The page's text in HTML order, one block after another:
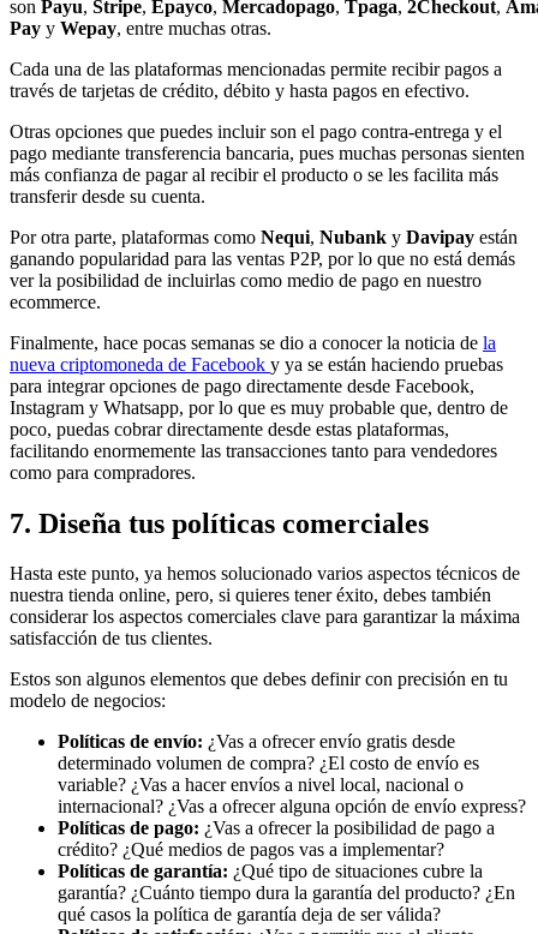
son Payu, Stripe, Epayco, Mercadopago, Tpaga, 2Checkout,
Pay y Wepay, entre muchas otras.
Cada una de las plataformas mencionadas permite recibir pagos a
través de tarjetas de crédito, débito y hasta pagos en efectivo.
Otras opciones que puedes incluir son el pago contra-entrega y el
pago mediante transferencia bancaria, pues muchas personas sienten
más confianza de pagar al recibir el producto o se les facilita más
transferir desde su cuenta.
Por otra parte, plataformas como Nequi, Nubank y Davipay están
ganando popularidad para las ventas P2P, por lo que no está demás
ver la posibilidad de incluirlas como medio de pago en nuestro
ecommerce.
Finalmente, hace pocas semanas se dio a conocer la noticia de la
nueva criptomoneda de Facebook y ya se están haciendo pruebas
para integrar opciones de pago directamente desde Facebook,
Instagram y Whatsapp, por lo que es muy probable que, dentro de
poco, puedas cobrar directamente desde estas plataformas,
facilitando enormemente las transacciones tanto para vendedores
como para compradores.
7. Diseña tus políticas comerciales
Hasta este punto, ya hemos solucionado varios aspectos técnicos de
nuestra tienda online, pero, si quieres tener éxito, debes también
considerar los aspectos comerciales clave para garantizar la máxima
satisfacción de tus clientes.
Estos son algunos elementos que debes definir con precisión en tu
modelo de negocios:
Políticas de envío: ¿Vas a ofrecer envío gratis desde
determinado volumen de compra? ¿El costo de envío es
variable? ¿Vas a hacer envíos a nivel local, nacional o
internacional? ¿Vas a ofrecer alguna opción de envío express?
Políticas de pago: ¿Vas a ofrecer la posibilidad de pago a
crédito? ¿Qué medios de pagos vas a implementar?
Políticas de garantía: ¿Qué tipo de situaciones cubre la
garantía? ¿Cuánto tiempo dura la garantía del producto? ¿En
qué casos la política de garantía deja de ser válida?